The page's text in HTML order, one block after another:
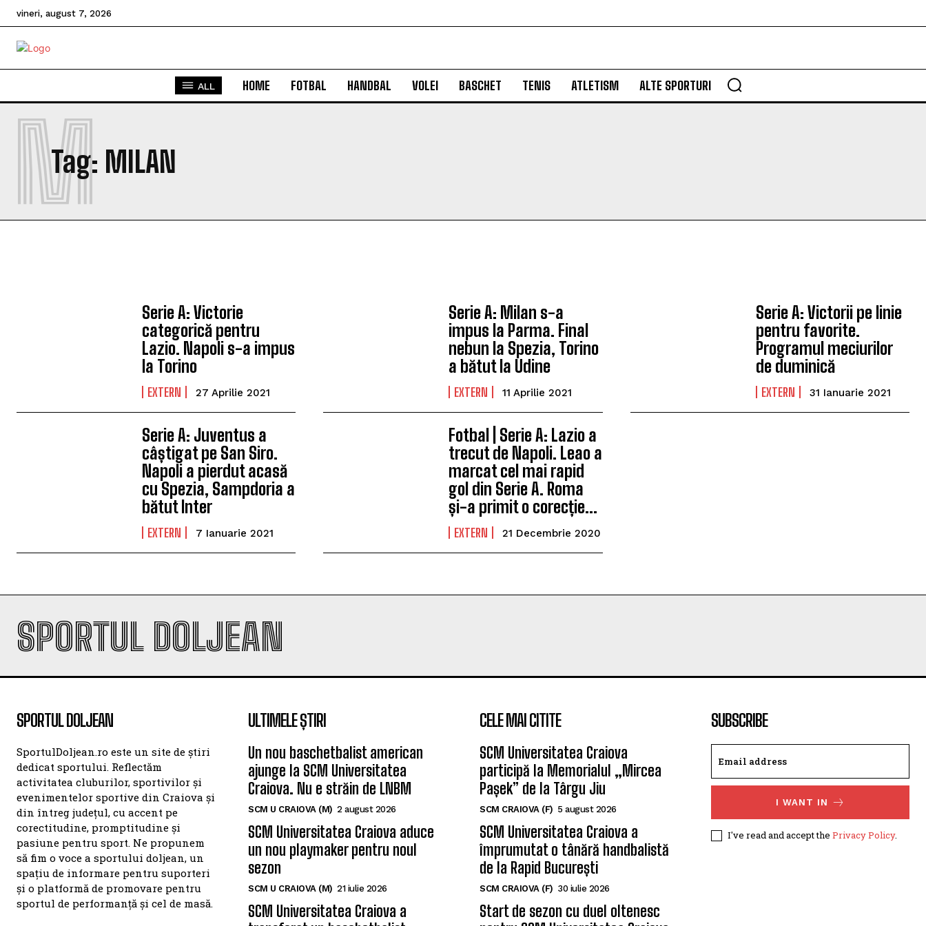
vineri, august 7, 2026
ALL HOME FOTBAL HANDBAL VOLEI BASCHET TENIS ATLETISM ALTE SPORTURI
Tag: MILAN
M
Serie A: Victorie
categorică pentru
Lazio. Napoli s-a impus
la Torino
EXTERN 27 Aprilie 2021
Serie A: Milan s-a
impus la Parma. Final
nebun la Spezia, Torino
a bătut la Udine
EXTERN 11 Aprilie 2021
Serie A: Victorii pe linie
pentru favorite.
Programul meciurilor
de duminică
EXTERN 31 Ianuarie 2021
Serie A: Juventus a
câștigat pe San Siro.
Napoli a pierdut acasă
cu Spezia, Sampdoria a
bătut Inter
EXTERN 7 Ianuarie 2021
Fotbal | Serie A: Lazio a
trecut de Napoli. Leao a
marcat cel mai rapid
gol din Serie A. Roma
și-a primit o corecție...
EXTERN 21 Decembrie 2020
SPORTUL DOLJEAN
SPORTUL DOLJEAN
SportulDoljean.ro este un site de știri
dedicat sportului. Reflectăm
activitatea cluburilor, sportivilor și
evenimentelor sportive din Craiova și
din întreg județul, cu accent pe
corectitudine, promptitudine și
pasiune pentru sport. Ne propunem
să fim o voce a sportului doljean, un
spațiu de informare pentru suporteri
și o platformă de promovare pentru
sportul de performanță și cel de masă.
ULTIMELE ȘTIRI
Un nou baschetbalist american
ajunge la SCM Universitatea
Craiova. Nu e străin de LNBM
SCM U CRAIOVA (M) 2 august 2026
SCM Universitatea Craiova aduce
un nou playmaker pentru noul
sezon
SCM U CRAIOVA (M) 21 iulie 2026
SCM Universitatea Craiova a
CELE MAI CITITE
SCM Universitatea Craiova
participă la Memorialul „Mircea
Pașek” de la Târgu Jiu
SCM CRAIOVA (F) 5 august 2026
SCM Universitatea Craiova a
împrumutat o tânără handbalistă
de la Rapid București
SCM CRAIOVA (F) 30 iulie 2026
Start de sezon cu duel oltenesc
SUBSCRIBE
I WANT IN
I've read and accept the Privacy Policy.